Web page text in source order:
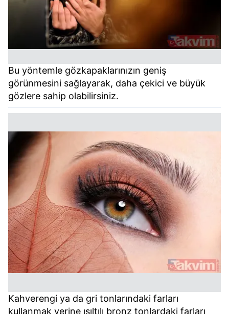
Bu yöntemle gözkapaklarınızın geniş
görünmesini sağlayarak, daha çekici ve büyük
gözlere sahip olabilirsiniz.
Kahverengi ya da gri tonlarındaki farları
kullanmak yerine ışıltılı bronz tonlardaki farları